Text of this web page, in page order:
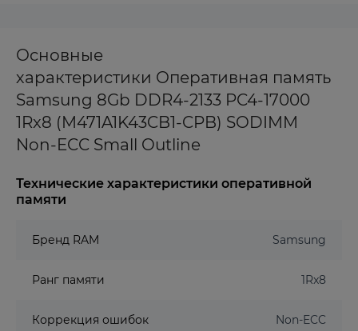
Основные
характеристики Оперативная память
Samsung 8Gb DDR4-2133 PC4-17000
1Rx8 (M471A1K43CB1-CPB) SODIMM
Non-ECC Small Outline
Технические характеристики оперативной
памяти
Бренд RAM Samsung
Ранг памяти 1Rx8
Коррекция ошибок Non-ECC